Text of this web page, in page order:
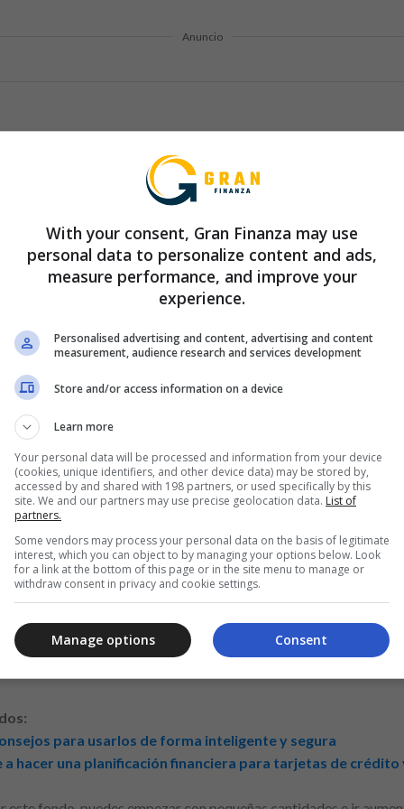
Anuncio
de las facturas y cuotas de los préstamos para
pagos en un solo período, lo que puede perjudicar tu flujo de
de algunas facturas para que tengas tiempo suficiente
Otra práctica importante es revisar los contratos de los
acordadas. Si algún aspecto del contrato puede ser
buscar esa alternativa. Ajustar tus deudas de acuerdo con tu
Gastos Innecesarios
es una excelente oportunidad para identificar áreas donde
está en eliminar gastos superfluos y priorizar lo que
entretenimiento, como cenas fuera de casa o viajes, o incluso
planes de televisión por cable o suscripciones de streaming. Al
dinero para pagar facturas o reducir cuotas de préstamos.
compras diarias, como café, aperitivos y otros artículos
al final del mes. Tomar conciencia de estos hábitos puede
saludable.
para garantizar la seguridad financiera y evitar ajustes
Este fondo debe ser suficiente para cubrir entre tres y seis
servicios. Al tener este fondo, reduces la necesidad de recurrir
para usarlos de forma inteligente y segura
a hacer una planificación financiera para tarjetas de
With your consent, Gran Finanza may use
personal data to personalize content and ads,
measure performance, and improve your
experience.
Personalised advertising and content, advertising and content
measurement, audience research and services development
Store and/or access information on a device
Learn more
Your personal data will be processed and information from your device
(cookies, unique identifiers, and other device data) may be stored by,
accessed by and shared with 198 partners, or used specifically by this
site. We and our partners may use precise geolocation data. List of
partners.
Some vendors may process your personal data on the basis of legitimate
interest, which you can object to by managing your options below. Look
for a link at the bottom of this page or in the site menu to manage or
withdraw consent in privacy and cookie settings.
Consent
Manage options